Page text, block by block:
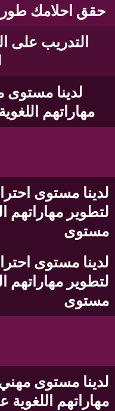
حقق احلامك
التدريب على
لدينا مستوى
مهاراتهم
لدينا مستوى
لتطوير مهاراتهم
مستوى
لدينا مستوى
لتطوير مهاراتهم
مستوى
لدينا مستوى
مهاراتهم